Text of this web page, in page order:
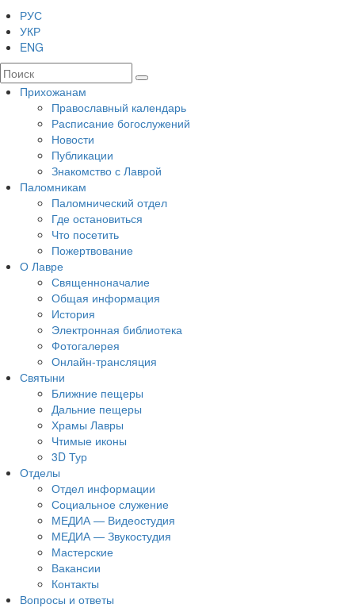
РУС
УКР
ENG
Прихожанам
Православный календарь
Расписание богослужений
Новости
Публикации
Знакомство с Лаврой
Паломникам
Паломнический отдел
Где остановиться
Что посетить
Пожертвование
О Лавре
Священноначалие
Общая информация
История
Электронная библиотека
Фотогалерея
Онлайн-трансляция
Святыни
Ближние пещеры
Дальние пещеры
Храмы Лавры
Чтимые иконы
3D Тур
Отделы
Отдел информации
Социальное служение
МЕДИА — Видеостудия
МЕДИА — Звукостудия
Мастерские
Вакансии
Контакты
Вопросы и ответы